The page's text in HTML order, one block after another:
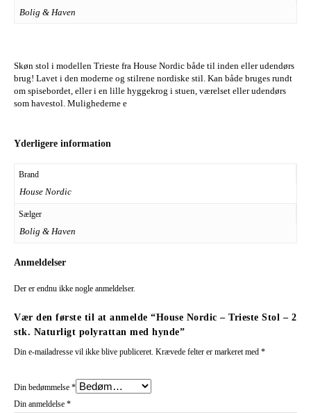
Bolig & Haven
Skøn stol i modellen Trieste fra House Nordic både til inden eller udendørs
brug! Lavet i den moderne og stilrene nordiske stil. Kan både bruges rundt
om spisebordet, eller i en lille hyggekrog i stuen, værelset eller udendørs
som havestol. Mulighederne e
Yderligere information
Brand
House Nordic
Sælger
Bolig & Haven
Anmeldelser
Der er endnu ikke nogle anmeldelser.
Vær den første til at anmelde “House Nordic – Trieste Stol – 2
stk. Naturligt polyrattan med hynde”
Din e-mailadresse vil ikke blive publiceret. Krævede felter er markeret med *
Din bedømmelse *
Din anmeldelse *